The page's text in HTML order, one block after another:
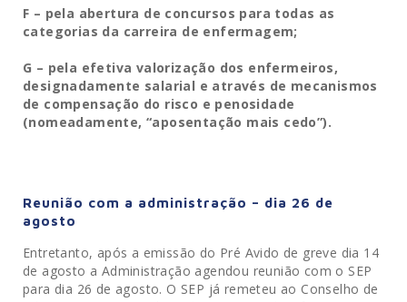
F – pela abertura de concursos para todas as
categorias da carreira de enfermagem;
G – pela efetiva valorização dos enfermeiros,
designadamente salarial e através de mecanismos
de compensação do risco e penosidade
(nomeadamente, “aposentação mais cedo”).
Reunião com a administração – dia 26 de
agosto
Entretanto, após a emissão do Pré Avido de greve dia 14
de agosto a Administração agendou reunião com o SEP
para dia 26 de agosto. O SEP já remeteu ao Conselho de